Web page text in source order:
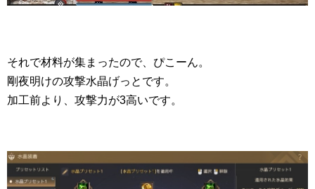
それで材料が集まったので、ぴこーん。
剛夜明けの攻撃水晶げっとです。
加工前より、攻撃力が3高いです。